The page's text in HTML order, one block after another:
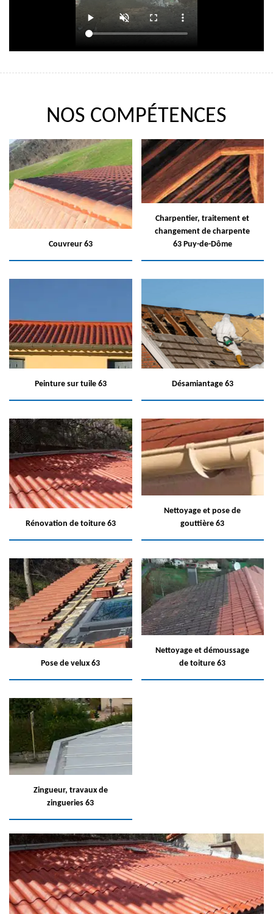
NOS COMPÉTENCES
Couvreur 63
Charpentier, traitement et
changement de charpente
63 Puy-de-Dôme
Peinture sur tuile 63 Désamiantage 63
Rénovation de toiture 63
Nettoyage et pose de
gouttière 63
Pose de velux 63
Nettoyage et démoussage
de toiture 63
Zingueur, travaux de
zingueries 63